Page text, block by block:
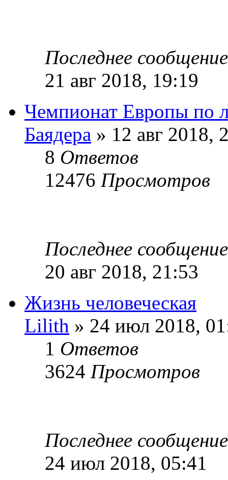
Последнее
21 авг 2018, 19:19
Чемпионат Европы по
Баядера » 12 авг 2018,
8 Ответов
12476 Просмотров
Последнее
20 авг 2018, 21:53
Жизнь человеческая
Lilith » 24 июл 2018,
1 Ответов
3624 Просмотров
Последнее
24 июл 2018, 05:41